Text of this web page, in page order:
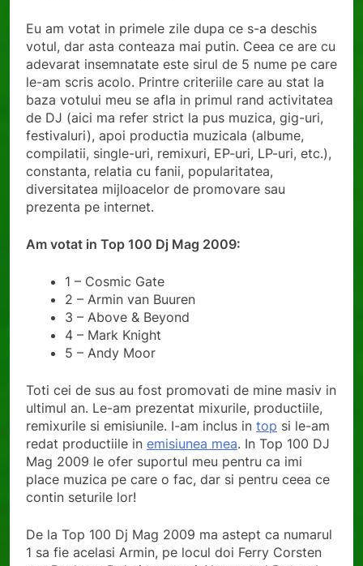
Eu am votat in primele zile dupa ce s-a deschis
votul, dar asta conteaza mai putin. Ceea ce are cu
adevarat insemnatate este sirul de 5 nume pe care
le-am scris acolo. Printre criteriile care au stat la
baza votului meu se afla in primul rand activitatea
de DJ (aici ma refer strict la pus muzica, gig-uri,
festivaluri), apoi productia muzicala (albume,
compilatii, single-uri, remixuri, EP-uri, LP-uri, etc.),
constanta, relatia cu fanii, popularitatea,
diversitatea mijloacelor de promovare sau
prezenta pe internet.
Am votat in Top 100 Dj Mag 2009:
1 – Cosmic Gate
2 – Armin van Buuren
3 – Above & Beyond
4 – Mark Knight
5 – Andy Moor
Toti cei de sus au fost promovati de mine masiv in
ultimul an. Le-am prezentat mixurile, productiile,
remixurile si emisiunile. I-am inclus in top si le-am
redat productiile in emisiunea mea. In Top 100 DJ
Mag 2009 le ofer suportul meu pentru ca imi
place muzica pe care o fac, dar si pentru ceea ce
contin seturile lor!
De la Top 100 Dj Mag 2009 ma astept ca numarul
1 sa fie acelasi Armin, pe locul doi Ferry Corsten